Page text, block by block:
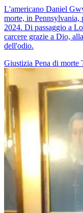
L'americano Daniel
morte, in Pennsylvania,
2024. Di passaggio a
carcere grazie a Dio,
dell'odio.
Giustizia Pena di morte